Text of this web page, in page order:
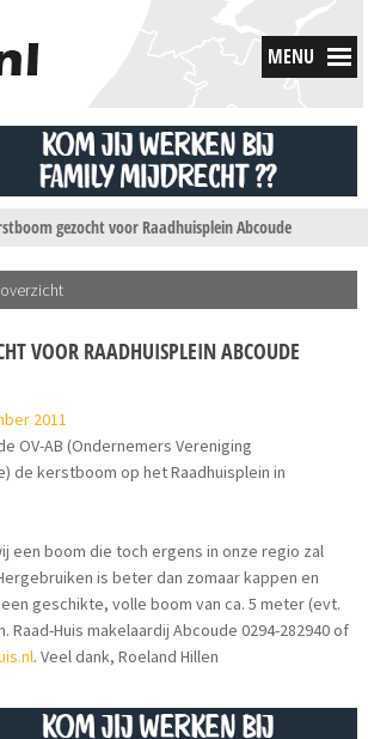
MENU
gezocht voor Raadhuisplein Abcoude
VOOR RAADHUISPLEIN ABCOUDE
2011
OV-AB (Ondernemers Vereniging
de kerstboom op het Raadhuisplein in
een boom die toch ergens in onze regio zal
is beter dan zomaar kappen en
geschikte, volle boom van ca. 5 meter (evt.
Raad-Huis makelaardij Abcoude 0294-282940 of
. Veel dank, Roeland Hillen